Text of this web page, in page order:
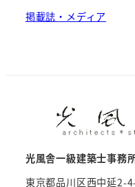
掲載誌・メディア
光風舎一級建築士事務
東京都品川区西中延2-